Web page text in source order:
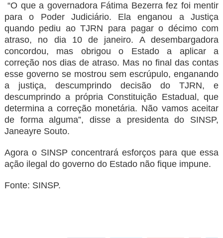
“O que a governadora Fátima Bezerra fez foi mentir
para o Poder Judiciário. Ela enganou a Justiça
quando pediu ao TJRN para pagar o décimo com
atraso, no dia 10 de janeiro. A desembargadora
concordou, mas obrigou o Estado a aplicar a
correção nos dias de atraso. Mas no final das contas
esse governo se mostrou sem escrúpulo, enganando
a justiça, descumprindo decisão do TJRN, e
descumprindo a própria Constituição Estadual, que
determina a correção monetária. Não vamos aceitar
de forma alguma”, disse a presidenta do SINSP,
Janeayre Souto.
Agora o SINSP concentrará esforços para que essa
ação ilegal do governo do Estado não fique impune.
Fonte: SINSP.